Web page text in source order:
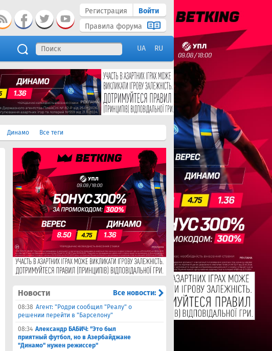
Регистрация
Войти
Правила форума
UA RU
Динамо Все теги
Новости Все новости:
08:38 Агент: "Родри сообщил "Реалу" о
решении перейти в "Барселону"
08:34 Александр БАБИЧ: "Это был
приятный футбол, но в Азербайджане
"Динамо" нужен режиссер"